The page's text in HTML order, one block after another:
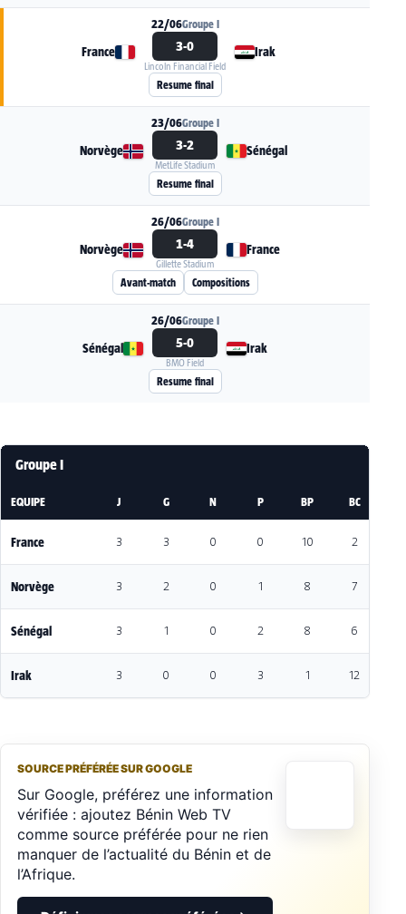
Voir la fiche du match France - Irak
22/06Groupe I
France 3-0
Lincoln Financial Field
Irak
Resume final
Voir la fiche du match Norvège - Sénégal
23/06Groupe I
Norvège 3-2
MetLife Stadium
Sénégal
Resume final
Voir la fiche du match Norvège - France
26/06Groupe I
Norvège 1-4
Gillette Stadium
France
Avant-match Compositions
Voir la fiche du match Sénégal - Irak
26/06Groupe I
Sénégal 5-0
BMO Field
Irak
Resume final
Groupe I
EQUIPE J G N P BP BC
France 3 3 0 0 10 2
Norvège 3 2 0 1 8 7
Sénégal 3 1 0 2 8 6
Irak 3 0 0 3 1 12
SOURCE PRÉFÉRÉE SUR GOOGLE
Sur Google, préférez une information
vérifiée : ajoutez Bénin Web TV
comme source préférée pour ne rien
manquer de l’actualité du Bénin et de
l’Afrique.